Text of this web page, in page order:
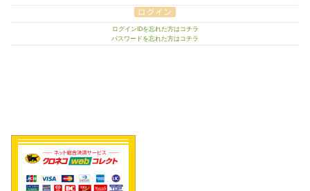
ログインIDを忘れた方はコチラ
パスワードを忘れた方はコチラ